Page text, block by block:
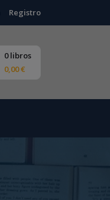
Registro
0 libros
0,00 €